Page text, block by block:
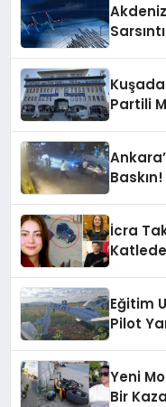
Partili
Baskın!
İcra
Eğitim
Pilot
Yeni
Bir